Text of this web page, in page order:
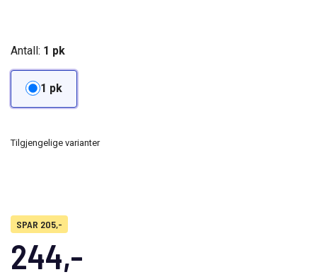
SPAR 205,-
244,-
Antall: 1 pk
1 pk
Tilgjengelige varianter